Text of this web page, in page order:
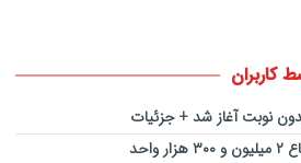
کاربران
نوبت آغاز شد + جزئیات